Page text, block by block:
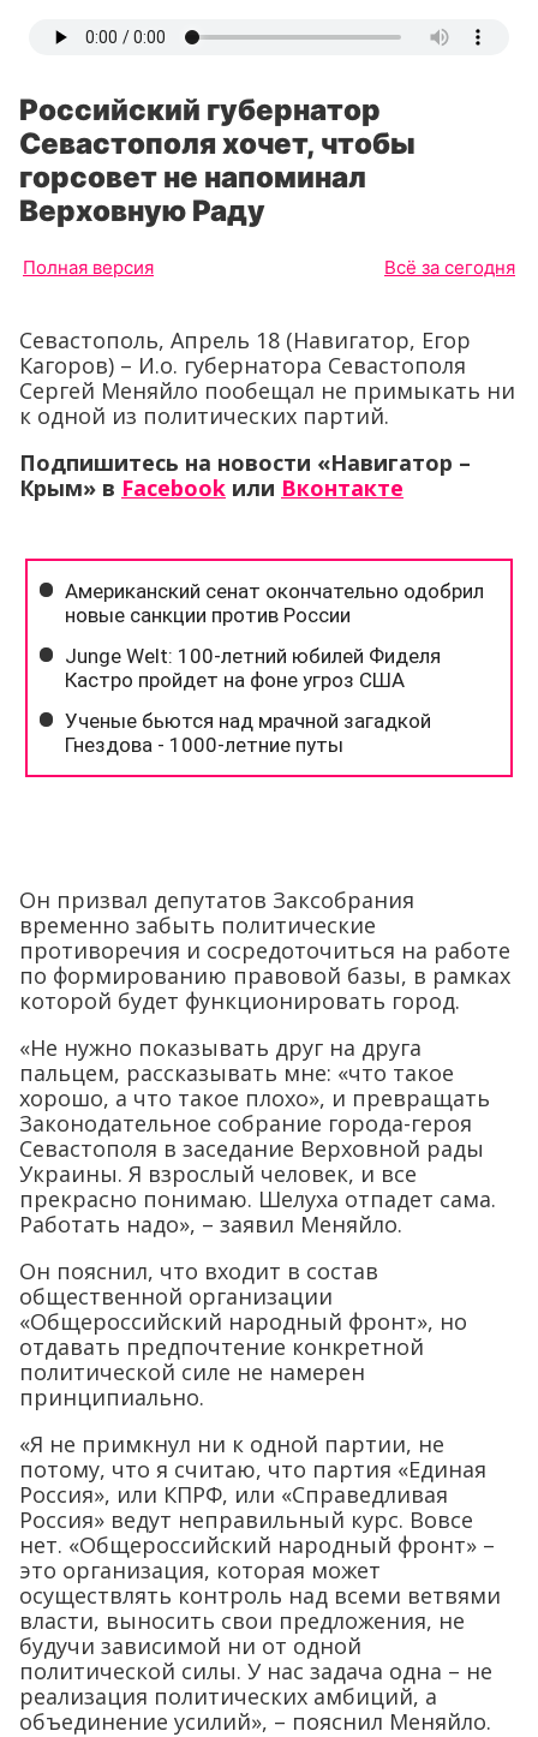
Российский губернатор
Севастополя хочет, чтобы
горсовет не напоминал
Верховную Раду
Полная версия Всё за сегодня
Севастополь, Апрель 18 (Навигатор, Егор
Кагоров) – И.о. губернатора Севастополя
Сергей Меняйло пообещал не примыкать ни
к одной из политических партий.
Подпишитесь на новости «Навигатор –
Крым» в Facebook или Вконтакте
Он призвал депутатов Заксобрания
временно забыть политические
противоречия и сосредоточиться на работе
по формированию правовой базы, в рамках
которой будет функционировать город.
«Не нужно показывать друг на друга
пальцем, рассказывать мне: «что такое
хорошо, а что такое плохо», и превращать
Законодательное собрание города-героя
Севастополя в заседание Верховной рады
Украины. Я взрослый человек, и все
прекрасно понимаю. Шелуха отпадет сама.
Работать надо», – заявил Меняйло.
Он пояснил, что входит в состав
общественной организации
«Общероссийский народный фронт», но
отдавать предпочтение конкретной
политической силе не намерен
принципиально.
«Я не примкнул ни к одной партии, не
потому, что я считаю, что партия «Единая
Россия», или КПРФ, или «Справедливая
Россия» ведут неправильный курс. Вовсе
нет. «Общероссийский народный фронт» –
это организация, которая может
осуществлять контроль над всеми ветвями
власти, выносить свои предложения, не
будучи зависимой ни от одной
политической силы. У нас задача одна – не
реализация политических амбиций, а
объединение усилий», – пояснил Меняйло.